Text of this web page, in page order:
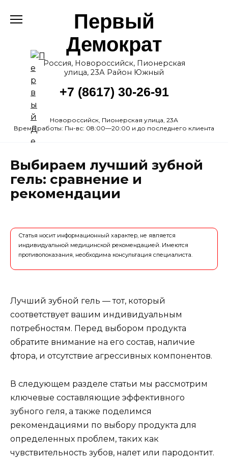
Первый
Демократ
Россия, Новороссийск, Пионерская
улица, 23А Район Южный
+7 (8617) 30-26-91
Новороссийск, Пионерская улица, 23А
Время работы: Пн-вс: 08:00—20:00 и до последнего клиента
Выбираем лучший зубной
гель: сравнение и
рекомендации
Статья носит информационный характер, не является
индивидуальной медицинской рекомендацией. Имеются
противопоказания, необходима консультация специалиста.
Лучший зубной гель — тот, который
соответствует вашим индивидуальным
потребностям. Перед выбором продукта
обратите внимание на его состав, наличие
фтора, и отсутствие агрессивных компонентов.
В следующем разделе статьи мы рассмотрим
ключевые составляющие эффективного
зубного геля, а также поделимся
рекомендациями по выбору продукта для
определенных проблем, таких как
чувствительность зубов, налет или пародонтит.